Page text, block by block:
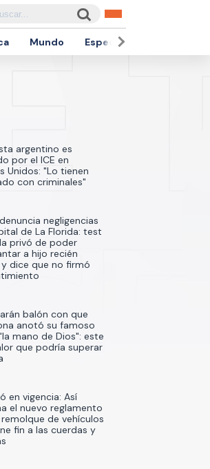
Mundo Espectáculos
argentino es
por el ICE en
Unidos: "Lo tienen
con criminales"
negligencias
de La Florida: test
privó de poder
a hijo recién
dice que no firmó
balón con que
anotó su famoso
mano de Dios": este
que podría superar
en vigencia: Así
el nuevo reglamento
de vehículos
fin a las cuerdas y